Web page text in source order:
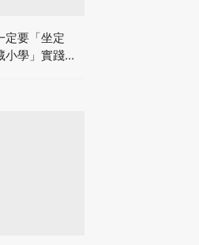
定要「坐定
小學」實踐動